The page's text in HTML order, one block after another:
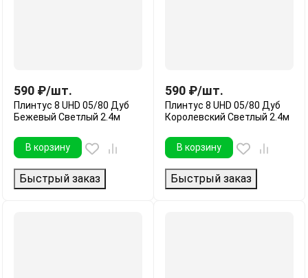
590 ₽/шт.
Плинтус 8 UHD 05/80 Дуб
Бежевый Светлый 2.4м
В корзину
Быстрый заказ
590 ₽/шт.
Плинтус 8 UHD 05/80 Дуб
Королевский Светлый 2.4м
В корзину
Быстрый заказ